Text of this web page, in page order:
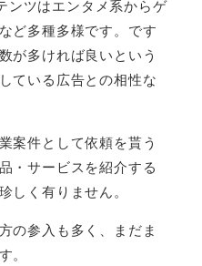
ンツはエンタメ系からゲ
ど多種多様です。です
が多ければ良いという
ている広告との相性な
案件として依頼を貰う
・サービスを紹介する
しく有りません。
の参入も多く、まだま
。